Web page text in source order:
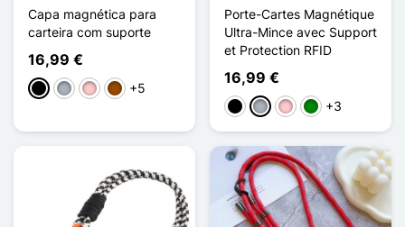
Capa magnética para
carteira com suporte
16,99 €
PretoCinzento
RosaCastanho
+5
Porte-Cartes Magnétique
Ultra-Mince avec Support
et Protection RFID
16,99 €
PretoCinzento
RosaVerde
+3